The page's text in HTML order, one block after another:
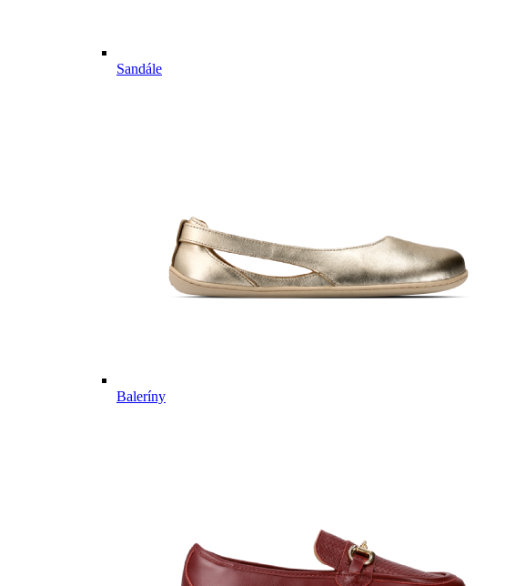
Sandále
Baleríny